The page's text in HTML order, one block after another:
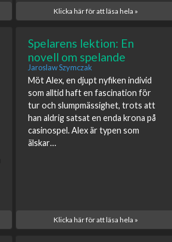
Klicka här för att läsa hela »
Spelarens lektion: En
novell om spelande
Jaroslaw Szymczak
Möt Alex, en djupt nyfiken individ
som alltid haft en fascination för
tur och slumpmässighet, trots att
han aldrig satsat en enda krona på
casinospel. Alex är typen som
älskar…
Klicka här för att läsa hela »